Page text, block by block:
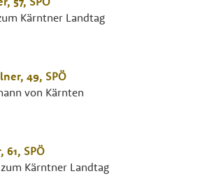
Kärntner Landtag
, 49, SPÖ
von Kärnten
, 61, SPÖ
Kärntner Landtag